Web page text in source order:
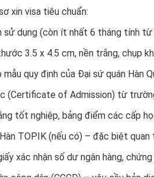
xin visa tiêu chuẩn:
sử dụng (còn ít nhất 6 tháng tính từ
3.5 x 4.5 cm, nền trắng, chụp
quy định của Đại sứ quán Hàn
(Certificate of Admission) từ
tốt nghiệp, bảng điểm các cấp
TOPIK (nếu có) – đặc biệt quan
xác nhận số dư ngân hàng,